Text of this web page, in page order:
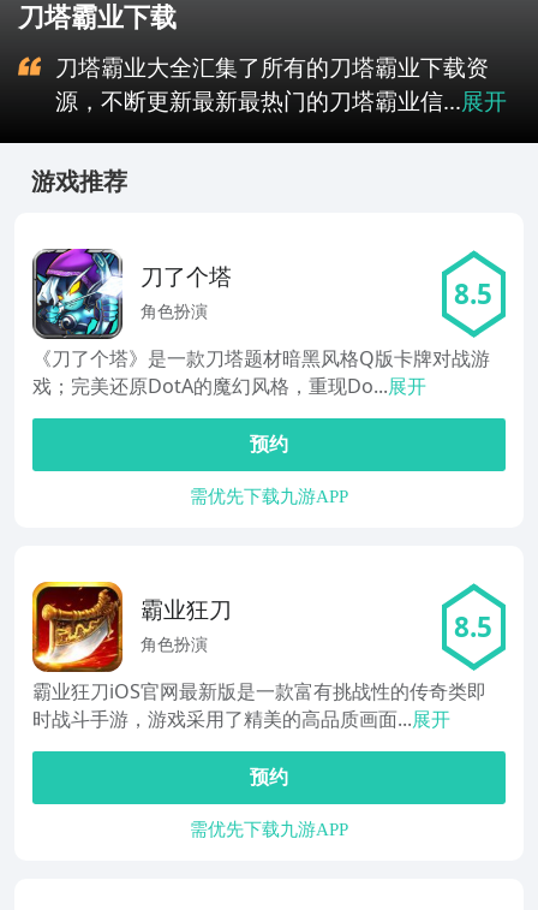
刀塔霸业下载
刀塔霸业大全汇集了所有的刀塔霸业下载资
源，不断更新最新最热门的刀塔霸业信...展开
游戏推荐
刀了个塔
角色扮演 8.5
《刀了个塔》是一款刀塔题材暗黑风格Q版卡牌对战游
戏；完美还原DotA的魔幻风格，重现Do...展开
预约
需优先下载九游APP
霸业狂刀
角色扮演 8.5
霸业狂刀iOS官网最新版是一款富有挑战性的传奇类即
时战斗手游，游戏采用了精美的高品质画面...展开
预约
需优先下载九游APP